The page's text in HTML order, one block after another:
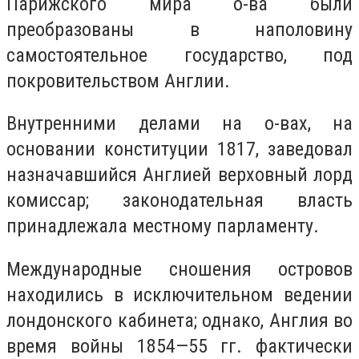
преобразованы в наполовину
самостоятельное государство, под
покровительством Англии.
Внутренними делами на о-вах, на
основании конституции 1817, заведовал
назначавшийся Англией верховный лорд
комиссар; законодательная власть
принадлежала местному парламенту.
Международные сношения островов
находились в исключительном ведении
лондонского кабинета; однако, Англия во
время войны 1854—55 гг. фактически